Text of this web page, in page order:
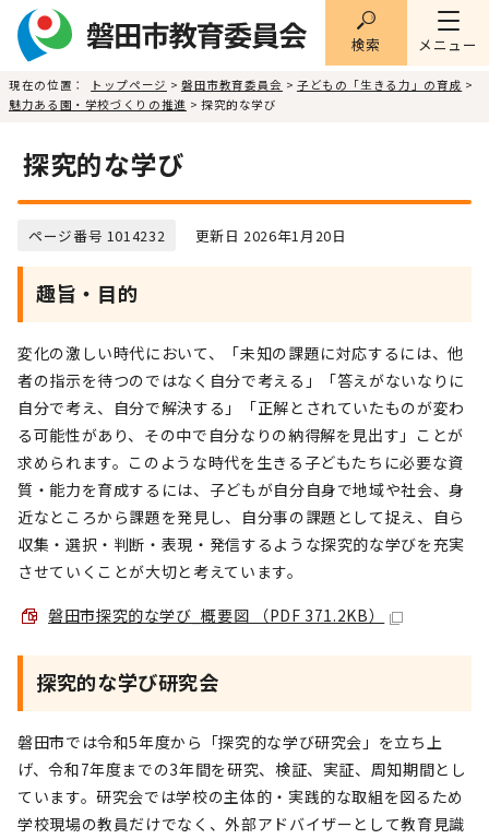
メニュー
検索
現在の位置： トップページ > 磐田市教育委員会 > 子どもの「生きる力」の育成 >
魅力ある園・学校づくりの推進 > 探究的な学び
探究的な学び
ページ番号 1014232 更新日 2026年1月20日
趣旨・目的
変化の激しい時代において、「未知の課題に対応するには、他
者の指示を待つのではなく自分で考える」「答えがないなりに
自分で考え、自分で解決する」「正解とされていたものが変わ
る可能性があり、その中で自分なりの納得解を見出す」ことが
求められます。このような時代を生きる子どもたちに必要な資
質・能力を育成するには、子どもが自分自身で地域や社会、身
近なところから課題を発見し、自分事の課題として捉え、自ら
収集・選択・判断・表現・発信するような探究的な学びを充実
させていくことが大切と考えています。
磐田市探究的な学び_概要図 （PDF 371.2KB）
探究的な学び研究会
磐田市では令和5年度から「探究的な学び研究会」を立ち上
げ、令和7年度までの3年間を研究、検証、実証、周知期間とし
ています。研究会では学校の主体的・実践的な取組を図るため
学校現場の教員だけでなく、外部アドバイザーとして教育見識